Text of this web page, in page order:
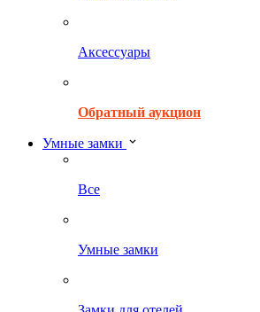
Аксессуары
Обратный аукцион
Умные замки
Все
Умные замки